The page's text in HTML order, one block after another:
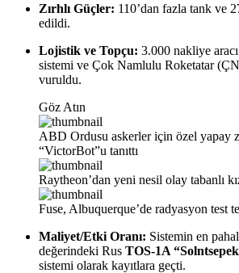
Zırhlı Güçler: 110’dan fazla tank ve
edildi.
Lojistik ve Topçu: 3.000 nakliye
sistemi ve Çok Namlulu Roketatar
vuruldu.
Göz Atın
ABD Ordusu askerler için özel yapay
“VictorBot”u tanıttı
Raytheon’dan yeni nesil olay tabanlı
Fuse, Albuquerque’de radyasyon test
Maliyet/Etki Oranı: Sistemin en
değerindeki Rus TOS-1A
sistemi olarak kayıtlara geçti.